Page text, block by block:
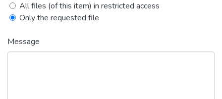
All files (of this item) in restricted access
Only the requested file
Message